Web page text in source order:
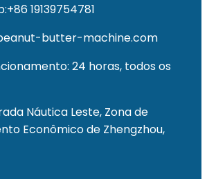
19139754781
butter-machine.com
24 horas, todos os
Náutica Leste, Zona de
Econômico de Zhengzhou,